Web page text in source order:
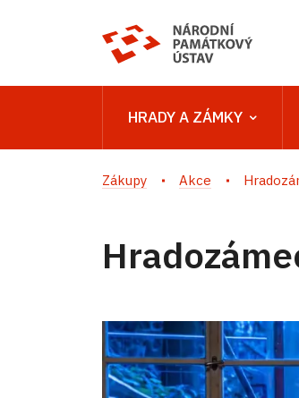
HRADY A ZÁMKY
Zákupy Akce